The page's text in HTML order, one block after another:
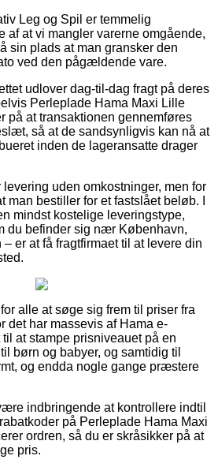
Leg og Spil er temmelig
af at vi mangler varerne omgående,
sin plads at man gransker den
ved den pågældende vare.
udlover dag-til-dag fragt på deres
Perleplade Hama Maxi Lille
på at transaktionen gennemføres
så at de sandsynligvis kan nå at
inden de lageransatte drager
uden omkostninger, men for
bestiller for et fastslået beløb. I
mindst kostelige leveringstype,
du befinder sig nær København,
er at få fragtfirmaet til at levere din
alle at søge sig frem til priser fra
det har massevis af Hama e-
at stampe prisniveauet på en
børn og babyer, og samtidig til
og endda nogle gange præstere
indbringende at kontrollere indtil
på Perleplade Hama Maxi
ordren, så du er skråsikker på at
pris.